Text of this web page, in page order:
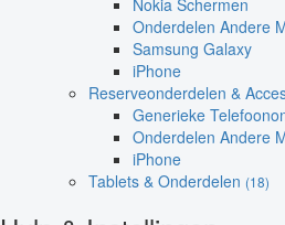
Onderdelen Andere
Samsung Galaxy
iPhone
Reserveonderdelen &
Generieke
Onderdelen Andere
iPhone
Tablets & Onderdelen (18)